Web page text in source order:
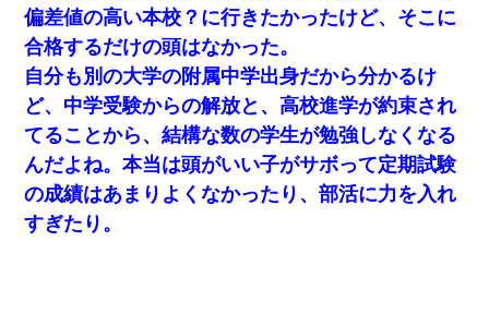
偏差値の高い本校？に行きたかったけど、そこに
合格するだけの頭はなかった。
自分も別の大学の附属中学出身だから分かるけ
ど、中学受験からの解放と、高校進学が約束され
てることから、結構な数の学生が勉強しなくなる
んだよね。本当は頭がいい子がサボって定期試験
の成績はあまりよくなかったり、部活に力を入れ
すぎたり。